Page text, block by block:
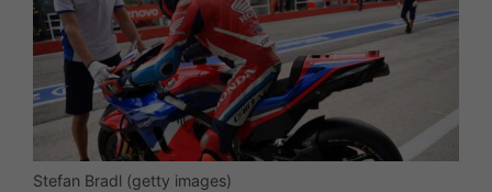
Stefan Bradl (getty images)